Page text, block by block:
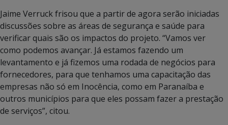
Jaime Verruck frisou que a partir de agora serão iniciadas
discussões sobre as áreas de segurança e saúde para
verificar quais são os impactos do projeto. “Vamos ver
como podemos avançar. Já estamos fazendo um
levantamento e já fizemos uma rodada de negócios para
fornecedores, para que tenhamos uma capacitação das
empresas não só em Inocência, como em Paranaíba e
outros municípios para que eles possam fazer a prestação
de serviços”, citou.